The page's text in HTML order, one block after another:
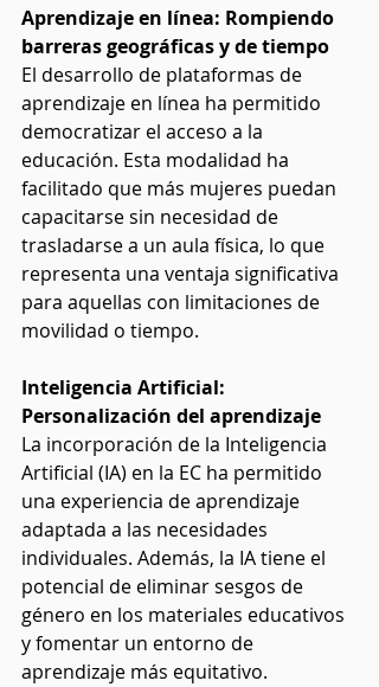
Aprendizaje en línea: Rompiendo
barreras geográficas y de tiempo
El desarrollo de plataformas de
aprendizaje en línea ha permitido
democratizar el acceso a la
educación. Esta modalidad ha
facilitado que más mujeres puedan
capacitarse sin necesidad de
trasladarse a un aula física, lo que
representa una ventaja significativa
para aquellas con limitaciones de
movilidad o tiempo.
Inteligencia Artificial:
Personalización del aprendizaje
La incorporación de la Inteligencia
Artificial (IA) en la EC ha permitido
una experiencia de aprendizaje
adaptada a las necesidades
individuales. Además, la IA tiene el
potencial de eliminar sesgos de
género en los materiales educativos
y fomentar un entorno de
aprendizaje más equitativo.